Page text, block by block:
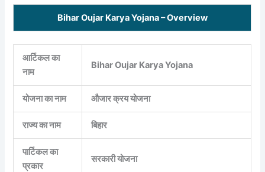
Bihar Oujar Karya Yojana – Overview
आर्टिकल का
नाम
Bihar Oujar Karya Yojana
योजना का नाम औजार क्रय योजना
राज्य का नाम बिहार
पार्टिकल का
प्रकार
सरकारी योजना